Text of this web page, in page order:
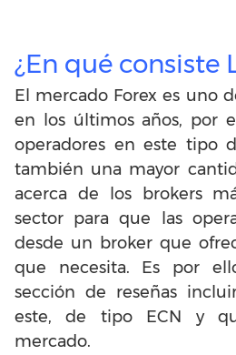
¿En qué consiste
El mercado Forex es uno
en los últimos años, por
operadores en este tipo
también una mayor
acerca de los brokers
sector para que las
desde un broker que
que necesita. Es por
sección de reseñas
este, de tipo ECN y
mercado.